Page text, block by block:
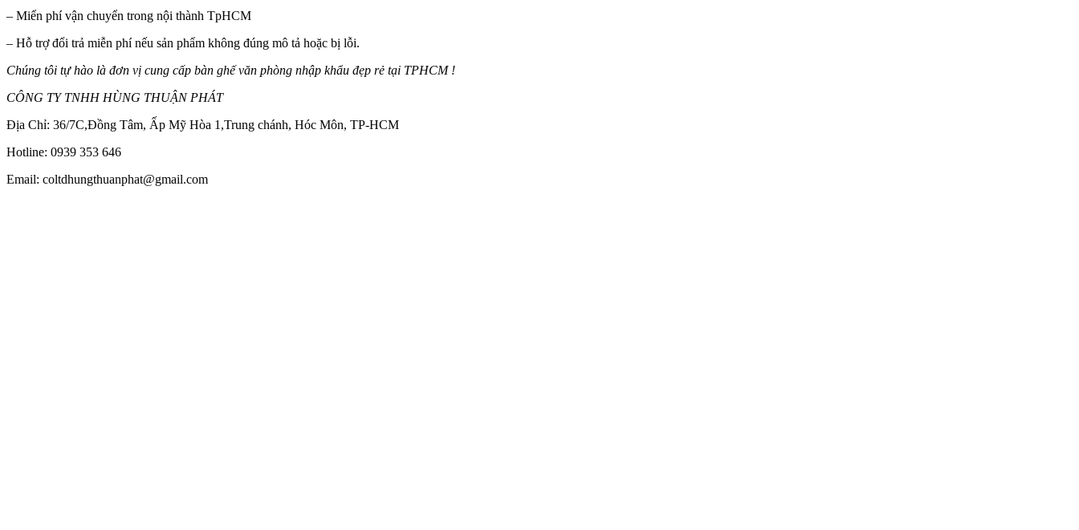
– Miển phí vận chuyển trong nội thành TpHCM
– Hỗ trợ đổi trả miễn phí nếu sản phẩm không đúng mô tả hoặc bị lỗi.
Chúng tôi tự hào là đơn vị cung cấp bàn ghế văn phòng nhập khẩu đẹp rẻ tại TPHCM !
CÔNG TY TNHH HÙNG THUẬN PHÁT
Địa Chỉ: 36/7C,Đồng Tâm, Ấp Mỹ Hòa 1,Trung chánh, Hóc Môn, TP-HCM
Hotline: 0939 353 646
Email: coltdhungthuanphat@gmail.com